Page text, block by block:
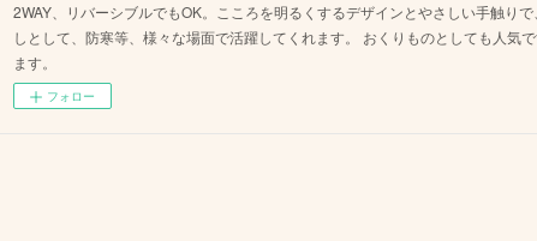
2WAY、リバーシブルでもOK。こころを明るくするデザインとやさしい手触り
しとして、防寒等、様々な場面で活躍してくれます。 おくりものとしても人気
ます。
フォロー